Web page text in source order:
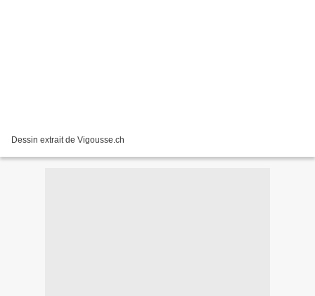
Dessin extrait de Vigousse.ch